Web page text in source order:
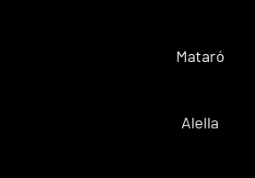
Mataró
Alella